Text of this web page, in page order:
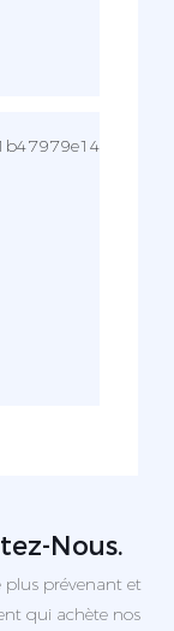
Nous.
plus prévenant et
qui achète nos